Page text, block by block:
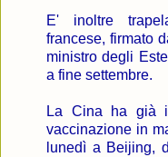
E' inoltre
francese, firmato
ministro degli
a fine settembre.
La Cina ha già
vaccinazione in
lunedì a Beijing,